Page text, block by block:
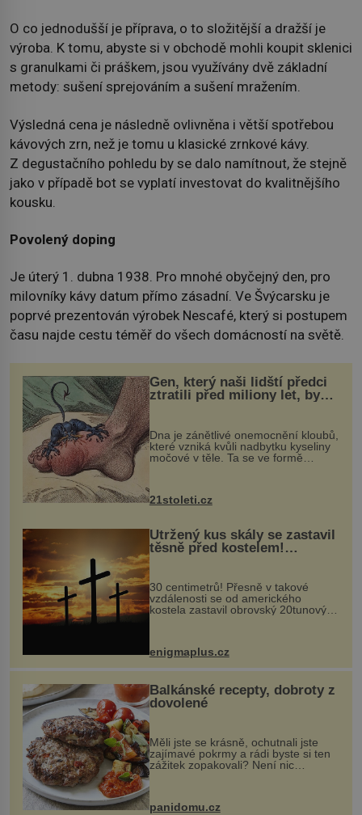
O co jednodušší je příprava, o to složitější a dražší je
výroba. K tomu, abyste si v obchodě mohli koupit sklenici
s granulkami či práškem, jsou využívány dvě základní
metody: sušení sprejováním a sušení mražením.
Výsledná cena je následně ovlivněna i větší spotřebou
kávových zrn, než je tomu u klasické zrnkové kávy.
Z degustačního pohledu by se dalo namítnout, že stejně
jako v případě bot se vyplatí investovat do kvalitnějšího
kousku.
Povolený doping
Je úterý 1. dubna 1938. Pro mnohé obyčejný den, pro
milovníky kávy datum přímo zásadní. Ve Švýcarsku je
poprvé prezentován výrobek Nescafé, který si postupem
času najde cestu téměř do všech domácností na světě.
Gen, který naši lidští předci
ztratili před miliony let, by
mohl pomoci s léčbou
„nemoci králů“
Dna je zánětlivé onemocnění kloubů,
které vzniká kvůli nadbytku kyseliny
močové v těle. Ta se ve formě
nohou, a způsobuje bole...
21stoleti.cz
Utržený kus skály se zastavil
těsně před kostelem!
Ochránila ho boží síla?
30 centimetrů! Přesně v takové
vzdálenosti se od amerického
kostela zastavil obrovský 20tunový
...
enigmaplus.cz
Balkánské recepty, dobroty z
dovolené
Měli jste se krásně, ochutnali jste
zajímavé pokrmy a rádi byste si ten
zážitek zopakovali? Není nic
snazšího. Pljeskavica (10 porcí)
Možná jste ji ochutnali na dovolené v
bývalé Jugoslávii, lze ji vi...
panidomu.cz